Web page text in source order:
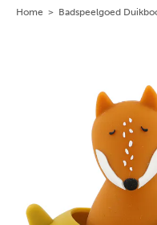
Home > Badspeelgoed